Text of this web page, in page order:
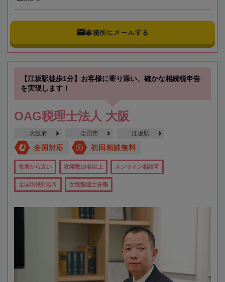
事務所にメールする
【江坂駅徒歩1分】お客様に寄り添い、確かな相続税申告
を実現します！
OAG税理士法人 大阪
大阪府 吹田市 江坂駅
全国対応 初回相談無料
役所から近い 在籍数10名以上 オンライン相談可
全国出張対応可 女性税理士在籍